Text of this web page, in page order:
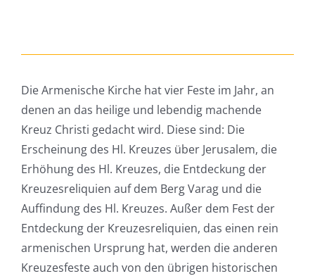
Die Armenische Kirche hat vier Feste im Jahr, an
denen an das heilige und lebendig machende
Kreuz Christi gedacht wird. Diese sind: Die
Erscheinung des Hl. Kreuzes über Jerusalem, die
Erhöhung des Hl. Kreuzes, die Entdeckung der
Kreuzesreliquien auf dem Berg Varag und die
Auffindung des Hl. Kreuzes. Außer dem Fest der
Entdeckung der Kreuzesreliquien, das einen rein
armenischen Ursprung hat, werden die anderen
Kreuzesfeste auch von den übrigen historischen